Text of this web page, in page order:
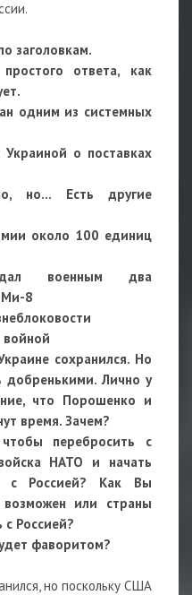
заголовкам.
ответа, как
одним из системных
о поставках
но... Есть другие
около 100 единиц
военным два
Ми-8
сохранился. Но
добренькими. Лично у
что Порошенко и
время. Зачем?
перебросить с
НАТО и начать
с Россией? Как Вы
или страны
Россией?
фаворитом?
но поскольку США